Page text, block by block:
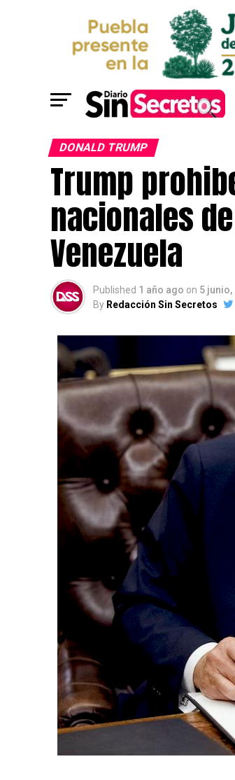
DONALD TRUMP
Trump
nacionales
Venezuela
Published 1 año ago on 5 junio,
By Redacción Sin Secretos